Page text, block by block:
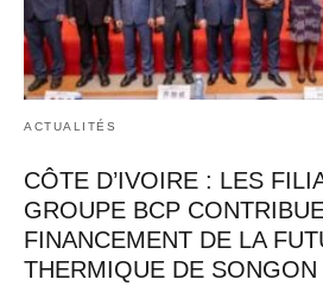
ACTUALITÉS
CÔTE D’IVOIRE : LES
GROUPE BCP
FINANCEMENT DE LA
THERMIQUE DE